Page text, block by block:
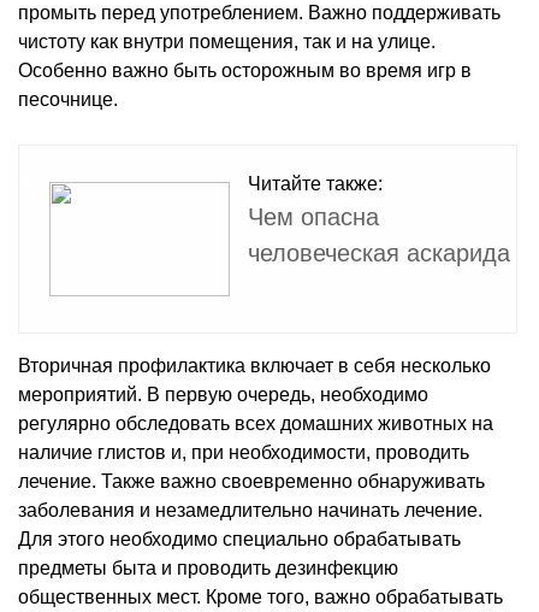
промыть перед употреблением. Важно поддерживать
чистоту как внутри помещения, так и на улице.
Особенно важно быть осторожным во время игр в
песочнице.
Читайте также:
Чем опасна
человеческая аскарида
Вторичная профилактика включает в себя несколько
мероприятий. В первую очередь, необходимо
регулярно обследовать всех домашних животных на
наличие глистов и, при необходимости, проводить
лечение. Также важно своевременно обнаруживать
заболевания и незамедлительно начинать лечение.
Для этого необходимо специально обрабатывать
предметы быта и проводить дезинфекцию
общественных мест. Кроме того, важно обрабатывать